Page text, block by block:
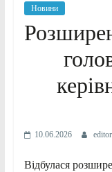
Новини
10.06.2026 editor
Відбулася